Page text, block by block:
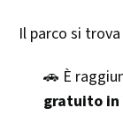
Il parco si trova
🚗 È
gratuito in